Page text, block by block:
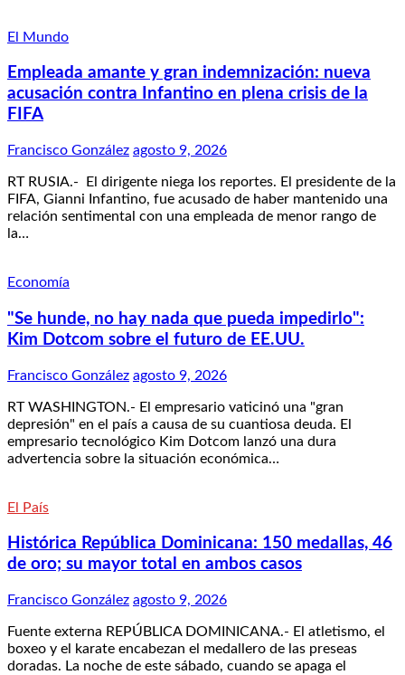
El Mundo
Empleada amante y gran indemnización: nueva
acusación contra Infantino en plena crisis de la
FIFA
Francisco González agosto 9, 2026
RT RUSIA.- El dirigente niega los reportes. El presidente de la
FIFA, Gianni Infantino, fue acusado de haber mantenido una
relación sentimental con una empleada de menor rango de
la…
Economía
"Se hunde, no hay nada que pueda impedirlo":
Kim Dotcom sobre el futuro de EE.UU.
Francisco González agosto 9, 2026
RT WASHINGTON.- El empresario vaticinó una "gran
depresión" en el país a causa de su cuantiosa deuda. El
empresario tecnológico Kim Dotcom lanzó una dura
advertencia sobre la situación económica…
El País
Histórica República Dominicana: 150 medallas, 46
de oro; su mayor total en ambos casos
Francisco González agosto 9, 2026
Fuente externa REPÚBLICA DOMINICANA.- El atletismo, el
boxeo y el karate encabezan el medallero de las preseas
doradas. La noche de este sábado, cuando se apaga el